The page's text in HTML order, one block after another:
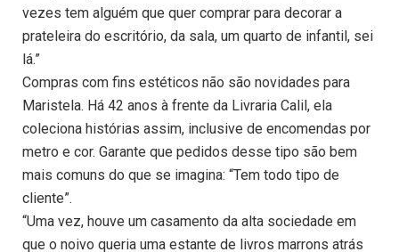
vezes tem alguém que quer comprar para decorar a
prateleira do escritório, da sala, um quarto de infantil, sei
lá.”
Compras com fins estéticos não são novidades para
Maristela. Há 42 anos à frente da Livraria Calil, ela
coleciona histórias assim, inclusive de encomendas por
metro e cor. Garante que pedidos desse tipo são bem
mais comuns do que se imagina: “Tem todo tipo de
cliente”.
“Uma vez, houve um casamento da alta sociedade em
que o noivo queria uma estante de livros marrons atrás